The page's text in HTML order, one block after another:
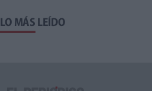
LO MÁS LEÍDO